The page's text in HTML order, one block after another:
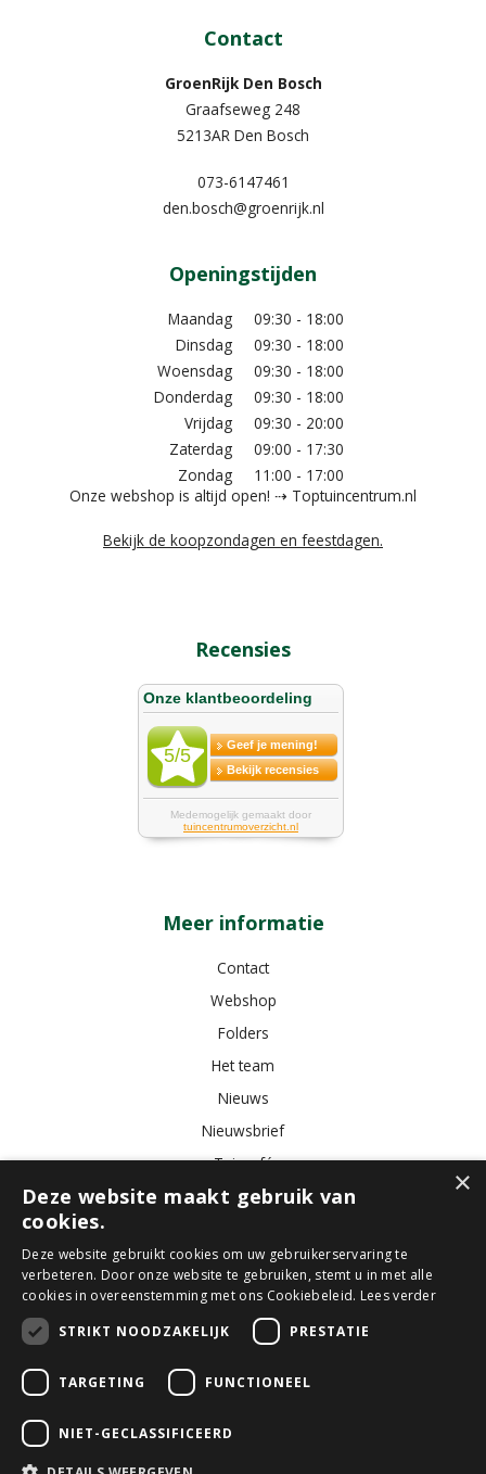
Contact
GroenRijk Den Bosch
Graafseweg 248
5213AR Den Bosch
073-6147461
den.bosch@groenrijk.nl
Openingstijden
Maandag
09:30 - 18:00
Dinsdag
09:30 - 18:00
Woensdag
09:30 - 18:00
Donderdag
09:30 - 18:00
Vrijdag
09:30 - 20:00
Zaterdag
09:00 - 17:30
Zondag
11:00 - 17:00
Onze webshop is altijd open! ⇢ Toptuincentrum.nl
Bekijk de koopzondagen en feestdagen.
Recensies
Meer informatie
Contact
Webshop
Folders
Het team
Nieuws
Nieuwsbrief
Tuincafé
Vacatures
Tuincentrum Bloemist Kamerplanten Kunstbloemen Buitenplanten
Tuinmeubelen
© GroenRijk Den Bosch
Tuincentrum Overzicht
×
Deze website maakt gebruik van
cookies.
Deze website gebruikt cookies om uw gebruikerservaring te
verbeteren. Door onze website te gebruiken, stemt u in met alle
cookies in overeenstemming met ons Cookiebeleid. Lees verder
STRIKT NOODZAKELIJK
PRESTATIE
TARGETING FUNCTIONEEL
NIET-GECLASSIFICEERD